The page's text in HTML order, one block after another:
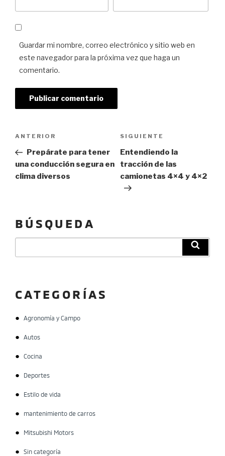
Guardar mi nombre, correo electrónico y sitio web en
este navegador para la próxima vez que haga un
comentario.
Previous
Post
ANTERIOR
Prepárate para tener
una conducción segura en
clima diversos
Next
Post
SIGUIENTE
Entendiendo la
tracción de las
camionetas 4×4 y 4×2
BÚSQUEDA
por:
CATEGORÍAS
Agronomía y Campo
Autos
Cocina
Deportes
Estilo de vida
mantenimiento de carros
Mitsubishi Motors
Sin categoría